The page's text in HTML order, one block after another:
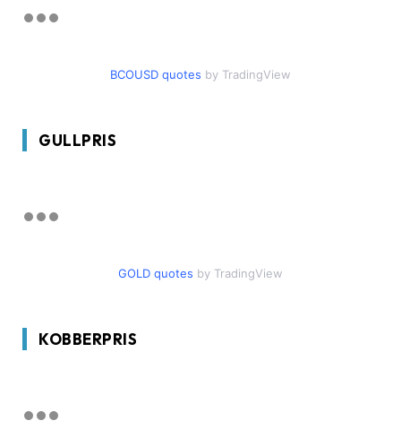
BCOUSD quotes by TradingView
GULLPRIS
GOLD quotes by TradingView
KOBBERPRIS